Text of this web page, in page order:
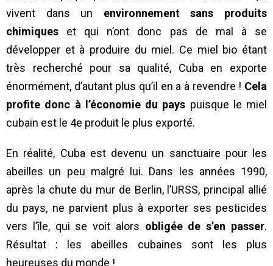
vivent dans un environnement sans produits
chimiques et qui n’ont donc pas de mal à se
développer et à produire du miel. Ce miel bio étant
très recherché pour sa qualité, Cuba en exporte
énormément, d’autant plus qu’il en a à revendre ! Cela
profite donc à l’économie du pays puisque le miel
cubain est le 4e produit le plus exporté.
En réalité, Cuba est devenu un sanctuaire pour les
abeilles un peu malgré lui. Dans les années 1990,
après la chute du mur de Berlin, l’URSS, principal allié
du pays, ne parvient plus à exporter ses pesticides
vers l’île, qui se voit alors obligée de s’en passer.
Résultat : les abeilles cubaines sont les plus
heureuses du monde !